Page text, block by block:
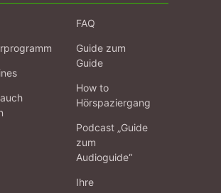
FAQ
Guide zum
Guide
How to
Hörspaziergang
Podcast „Guide
zum
Audioguide“
Ihre